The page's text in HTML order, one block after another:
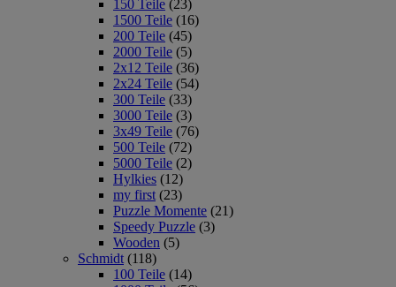
150 Teile (23)
1500 Teile (16)
200 Teile (45)
2000 Teile (5)
2x12 Teile (36)
2x24 Teile (54)
300 Teile (33)
3000 Teile (3)
3x49 Teile (76)
500 Teile (72)
5000 Teile (2)
Hylkies (12)
my first (23)
Puzzle Momente (21)
Speedy Puzzle (3)
Wooden (5)
Schmidt (118)
100 Teile (14)